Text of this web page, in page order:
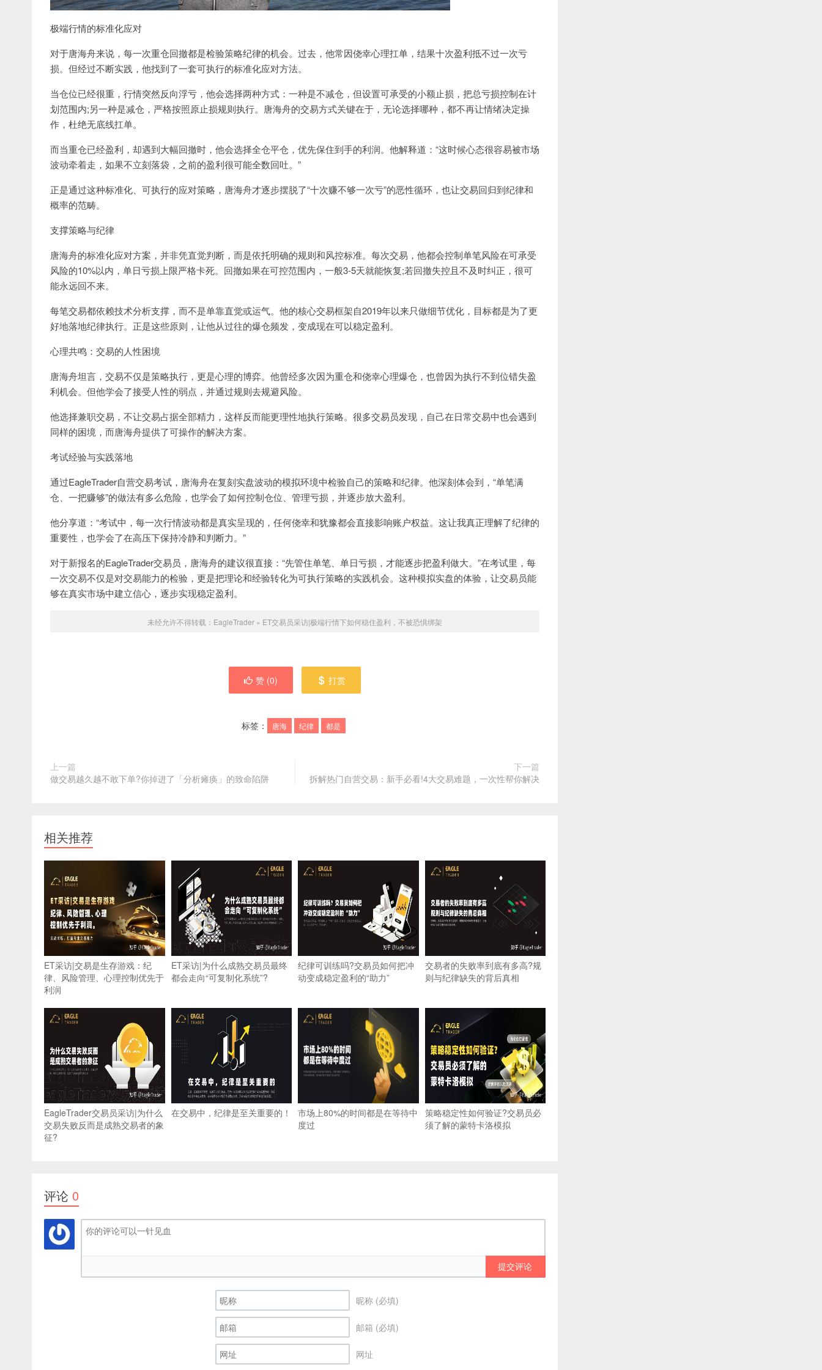
极端行情的标准化应对
对于唐海舟来说，每一次重仓回撤都是检验策略纪律的机会。过去，他常因侥幸心理扛单，结果十次盈利抵不过一次亏
损。但经过不断实践，他找到了一套可执行的标准化应对方法。
当仓位已经很重，行情突然反向浮亏，他会选择两种方式：一种是不减仓，但设置可承受的小额止损，把总亏损控制在计
划范围内;另一种是减仓，严格按照原止损规则执行。唐海舟的交易方式关键在于，无论选择哪种，都不再让情绪决定操
作，杜绝无底线扛单。
而当重仓已经盈利，却遇到大幅回撤时，他会选择全仓平仓，优先保住到手的利润。他解释道：“这时候心态很容易被市场
波动牵着走，如果不立刻落袋，之前的盈利很可能全数回吐。”
正是通过这种标准化、可执行的应对策略，唐海舟才逐步摆脱了“十次赚不够一次亏”的恶性循环，也让交易回归到纪律和
概率的范畴。
支撑策略与纪律
唐海舟的标准化应对方案，并非凭直觉判断，而是依托明确的规则和风控标准。每次交易，他都会控制单笔风险在可承受
风险的10%以内，单日亏损上限严格卡死。回撤如果在可控范围内，一般3-5天就能恢复;若回撤失控且不及时纠正，很可
能永远回不来。
每笔交易都依赖技术分析支撑，而不是单靠直觉或运气。他的核心交易框架自2019年以来只做细节优化，目标都是为了更
好地落地纪律执行。正是这些原则，让他从过往的爆仓频发，变成现在可以稳定盈利。
心理共鸣：交易的人性困境
唐海舟坦言，交易不仅是策略执行，更是心理的博弈。他曾经多次因为重仓和侥幸心理爆仓，也曾因为执行不到位错失盈
利机会。但他学会了接受人性的弱点，并通过规则去规避风险。
他选择兼职交易，不让交易占据全部精力，这样反而能更理性地执行策略。很多交易员发现，自己在日常交易中也会遇到
同样的困境，而唐海舟提供了可操作的解决方案。
考试经验与实践落地
通过EagleTrader自营交易考试，唐海舟在复刻实盘波动的模拟环境中检验自己的策略和纪律。他深刻体会到，“单笔满
仓、一把赚够”的做法有多么危险，也学会了如何控制仓位、管理亏损，并逐步放大盈利。
他分享道：“考试中，每一次行情波动都是真实呈现的，任何侥幸和犹豫都会直接影响账户权益。这让我真正理解了纪律的
重要性，也学会了在高压下保持冷静和判断力。”
对于新报名的EagleTrader交易员，唐海舟的建议很直接：“先管住单笔、单日亏损，才能逐步把盈利做大。”在考试里，每
一次交易不仅是对交易能力的检验，更是把理论和经验转化为可执行策略的实践机会。这种模拟实盘的体验，让交易员能
够在真实市场中建立信心，逐步实现稳定盈利。
未经允许不得转载： EagleTrader » ET交易员采访|极端行情下如何稳住盈利，不被恐惧绑架
赞 (0) 打赏
标签： 唐海 纪律 都是
上一篇
做交易越久越不敢下单?你掉进了「分析瘫痪」的致命陷阱
下一篇
拆解热门自营交易：新手必看!4大交易难题，一次性帮你解决
相关推荐
ET采访|交易是生存游戏：纪
律、风险管理、心理控制优先于
利润
ET采访|为什么成熟交易员最终
都会走向“可复制化系统”?
纪律可训练吗?交易员如何把冲
动变成稳定盈利的“助力”
交易者的失败率到底有多高?规
则与纪律缺失的背后真相
EagleTrader交易员采访|为什么
交易失败反而是成熟交易者的象
征?
在交易中，纪律是至关重要的！
市场上80%的时间都是在等待中
度过
策略稳定性如何验证?交易员必
须了解的蒙特卡洛模拟
评论 0
提交评论
昵称 (必填)
邮箱 (必填)
网址